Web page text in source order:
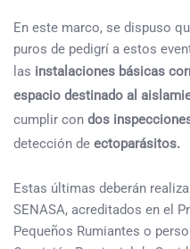
En este marco, se dispuso
puros de pedigrí a estos
las instalaciones básicas
espacio destinado al
cumplir con dos
detección de ectoparásitos.
Estas últimas deberán
SENASA, acreditados en el
Pequeños Rumiantes o